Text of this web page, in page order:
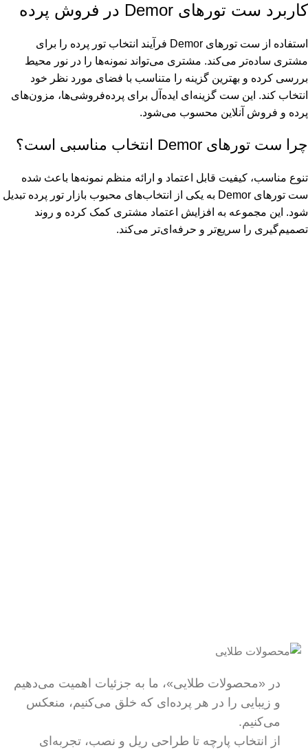
کاربرد ست تورهای Demor در فروش پرده
استفاده از ست تورهای Demor فرآیند انتخاب تور پرده را برای
مشتری ساده‌تر می‌کند. مشتری می‌تواند نمونه‌ها را در نور محیط
بررسی کرده و بهترین گزینه را متناسب با فضای مورد نظر خود
انتخاب کند. این ست گزینه‌ای ایده‌آل برای پرده‌فروشی‌ها، مزون‌های
پرده و فروش آنلاین محسوب می‌شود.
چرا ست تورهای Demor انتخاب مناسبی است؟
تنوع مناسب، کیفیت قابل اعتماد و ارائه منظم نمونه‌ها باعث شده
ست تورهای Demor به یکی از انتخاب‌های محبوب بازار تور پرده تبدیل
شود. این مجموعه به افزایش اعتماد مشتری کمک کرده و روند
تصمیم‌گیری را سریع‌تر و حرفه‌ای‌تر می‌کند.
در «محصولات طلایی»، ما به جزئیات اهمیت می‌دهیم
و زیبایی را در هر پرده‌ای که خلق می‌کنیم، منعکس
می‌کنیم.
از انتخاب پارچه تا طراحی ریل و نصب، تجربه‌ای